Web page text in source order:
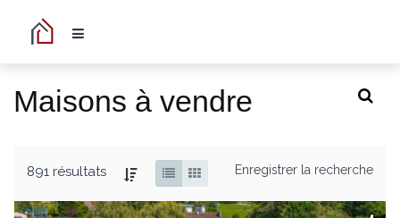
Maisons à vendre
891 résultats Enregistrer la recherche